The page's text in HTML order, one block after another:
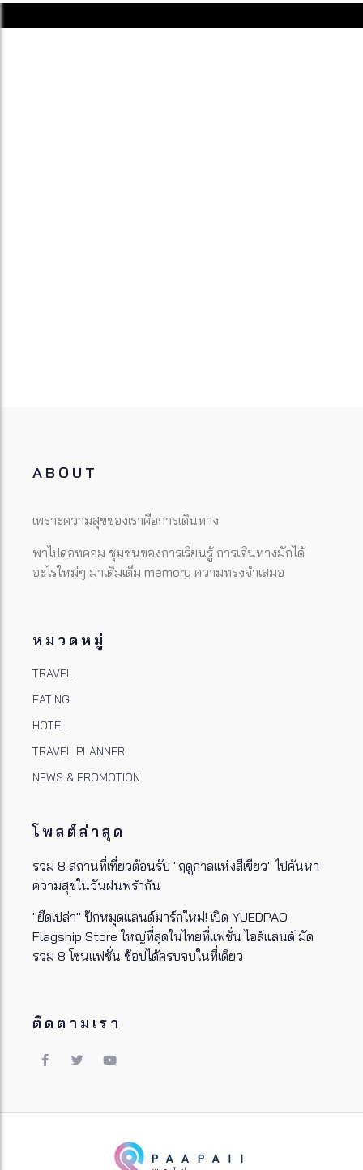
ABOUT
เพราะความสุขของเราคือการเดินทาง
พาไปดอทคอม ชุมชนของการเรียนรู้ การเดินทางมักได้
อะไรใหม่ๆ มาเติมเต็ม memory ความทรงจำเสมอ
หมวดหมู่
TRAVEL
EATING
HOTEL
TRAVEL PLANNER
NEWS & PROMOTION
โพสต์ล่าสุด
รวม 8 สถานที่เที่ยวต้อนรับ "ฤดูกาลแห่งสีเขียว" ไปค้นหา
ความสุขในวันฝนพรำกัน
"ยืดเปล่า" ปักหมุดแลนด์มาร์กใหม่! เปิด YUEDPAO
Flagship Store ใหญ่ที่สุดในไทยที่แฟชั่น ไอส์แลนด์ มัด
รวม 8 โซนแฟชั่น ช้อปได้ครบจบในที่เดียว
ติดตามเรา